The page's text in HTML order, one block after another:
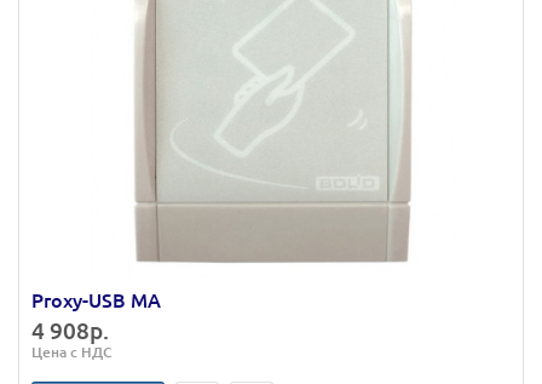
Proxy-USB MA
4 908р.
Цена с НДС